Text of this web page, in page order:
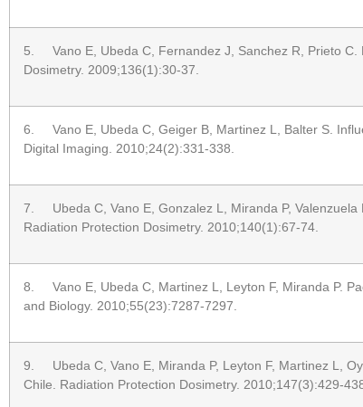
5. Vano E, Ubeda C, Fernandez J, Sanchez R, Prieto C.
Dosimetry. 2009;136(1):30-37.
6. Vano E, Ubeda C, Geiger B, Martinez L, Balter S.
Digital Imaging. 2010;24(2):331-338.
7. Ubeda C, Vano E, Gonzalez L, Miranda P, Valenzuela
Radiation Protection Dosimetry. 2010;140(1):67-74.
8. Vano E, Ubeda C, Martinez L, Leyton F, Miranda P.
and Biology. 2010;55(23):7287-7297.
9. Ubeda C, Vano E, Miranda P, Leyton F, Martinez L,
Chile. Radiation Protection Dosimetry. 2010;147(3):429-